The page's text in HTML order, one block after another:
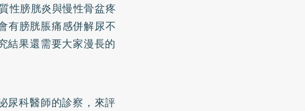
性膀胱炎與慢性骨盆疼
有膀胱脹痛感併解尿不
結果還需要大家漫長的
尿科醫師的診察，來評